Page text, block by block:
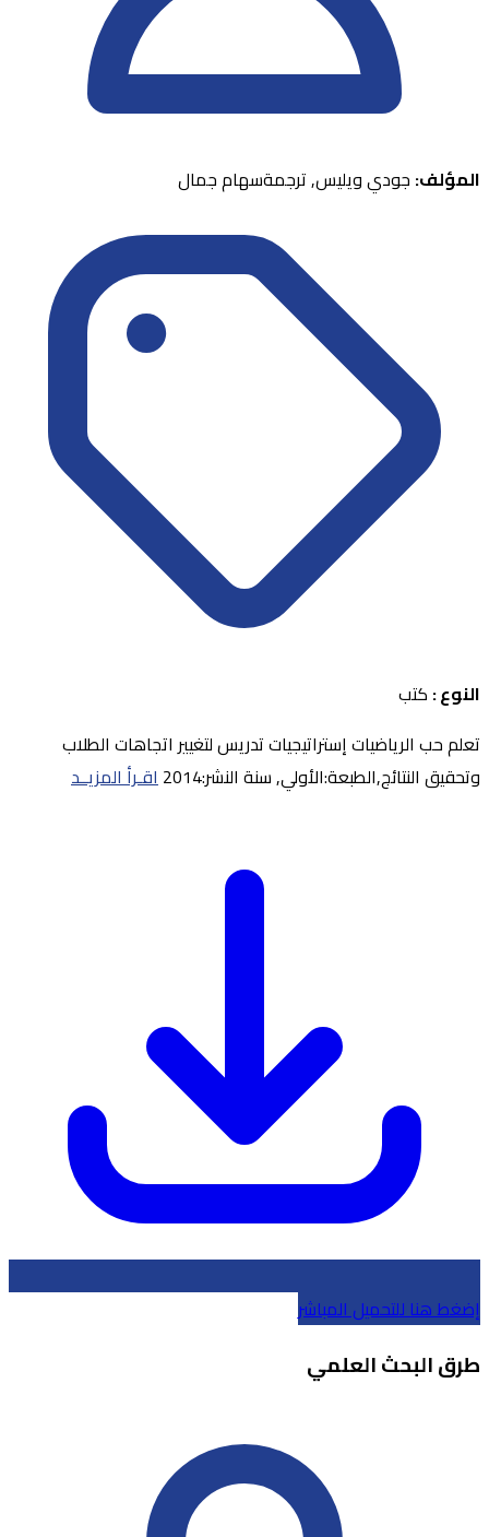
المؤلف: جودي ويليس, ترجمةسهام جمال
النوع : كتب
تعلم حب الرياضيات إستراتيجيات تدريس لتغيير اتجاهات الطلاب
وتحقيق النتائج,الطبعة:الأولي, سنة النشر:2014
اقـرأ المزيــد
إضغط هنا للتحميل المباشر
طرق البحث العلمي